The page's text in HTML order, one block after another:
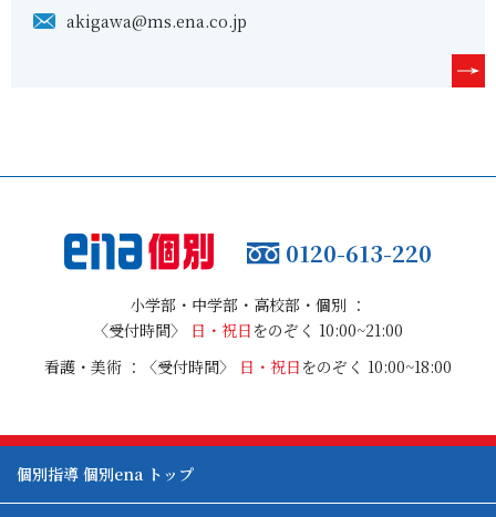
akigawa@ms.ena.co.jp
0120-613-220
小学部・中学部・高校部・個別 ：
〈受付時間〉 日・祝日 をのぞく 10:00~21:00
看護・美術 ：
〈受付時間〉 日・祝日 をのぞく 10:00~18:00
個別指導 個別ena トップ